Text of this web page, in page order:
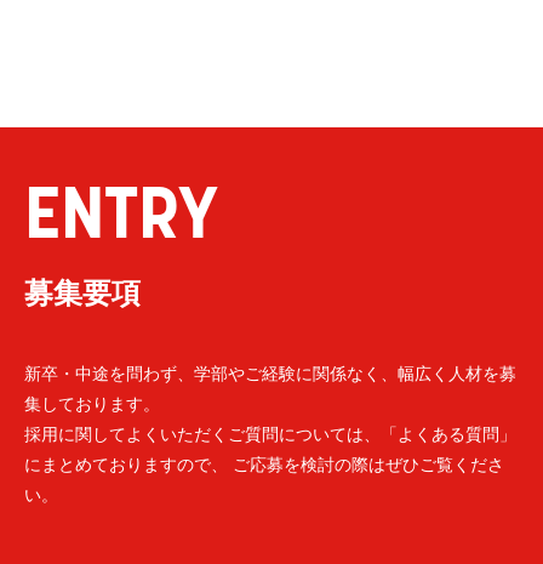
ENTRY
募集要項
新卒・中途を問わず、学部やご経験に関係なく、幅広く人材を募
集しております。
採用に関してよくいただくご質問については、「よくある質問」
にまとめておりますので、 ご応募を検討の際はぜひご覧くださ
い。